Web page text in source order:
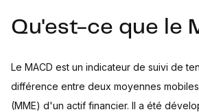
?
Qu'est-ce que le
Le MACD est un indicateur de suivi de
différence entre deux moyennes
(MME) d'un actif financier. Il a été